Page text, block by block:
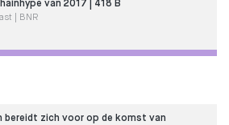
van 2017 | 418 B
| BNR
bereidt zich voor op de komst van